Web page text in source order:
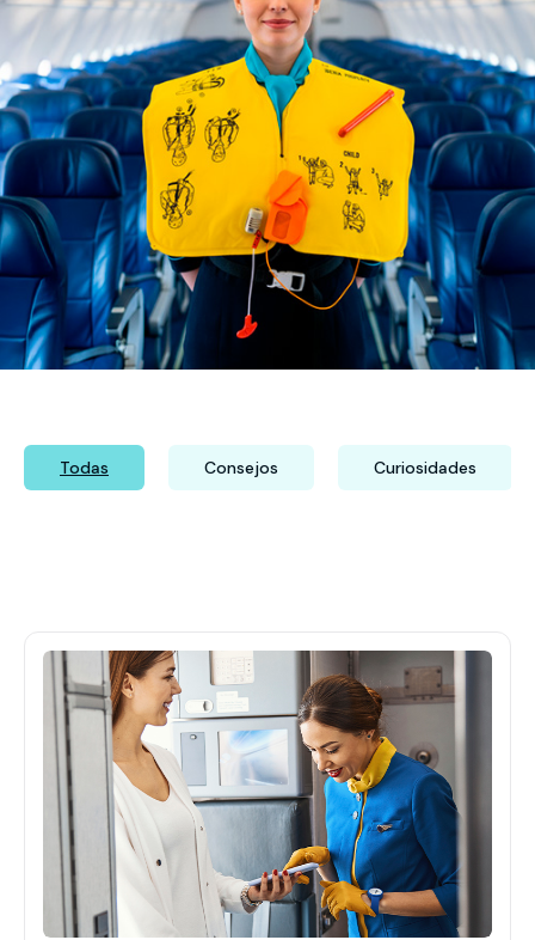
Todas Consejos Curiosidades